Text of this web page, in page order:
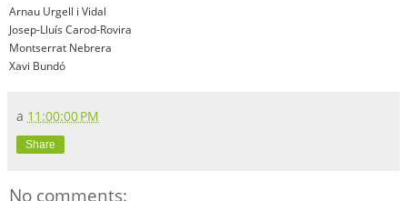
Arnau Urgell i Vidal
Josep-Lluís Carod-Rovira
Montserrat Nebrera
Xavi Bundó
a 11:00:00 PM
Share
No comments: